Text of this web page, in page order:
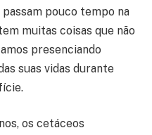
pouco tempo na
muitas coisas que não
presenciando
suas vidas durante
os cetáceos